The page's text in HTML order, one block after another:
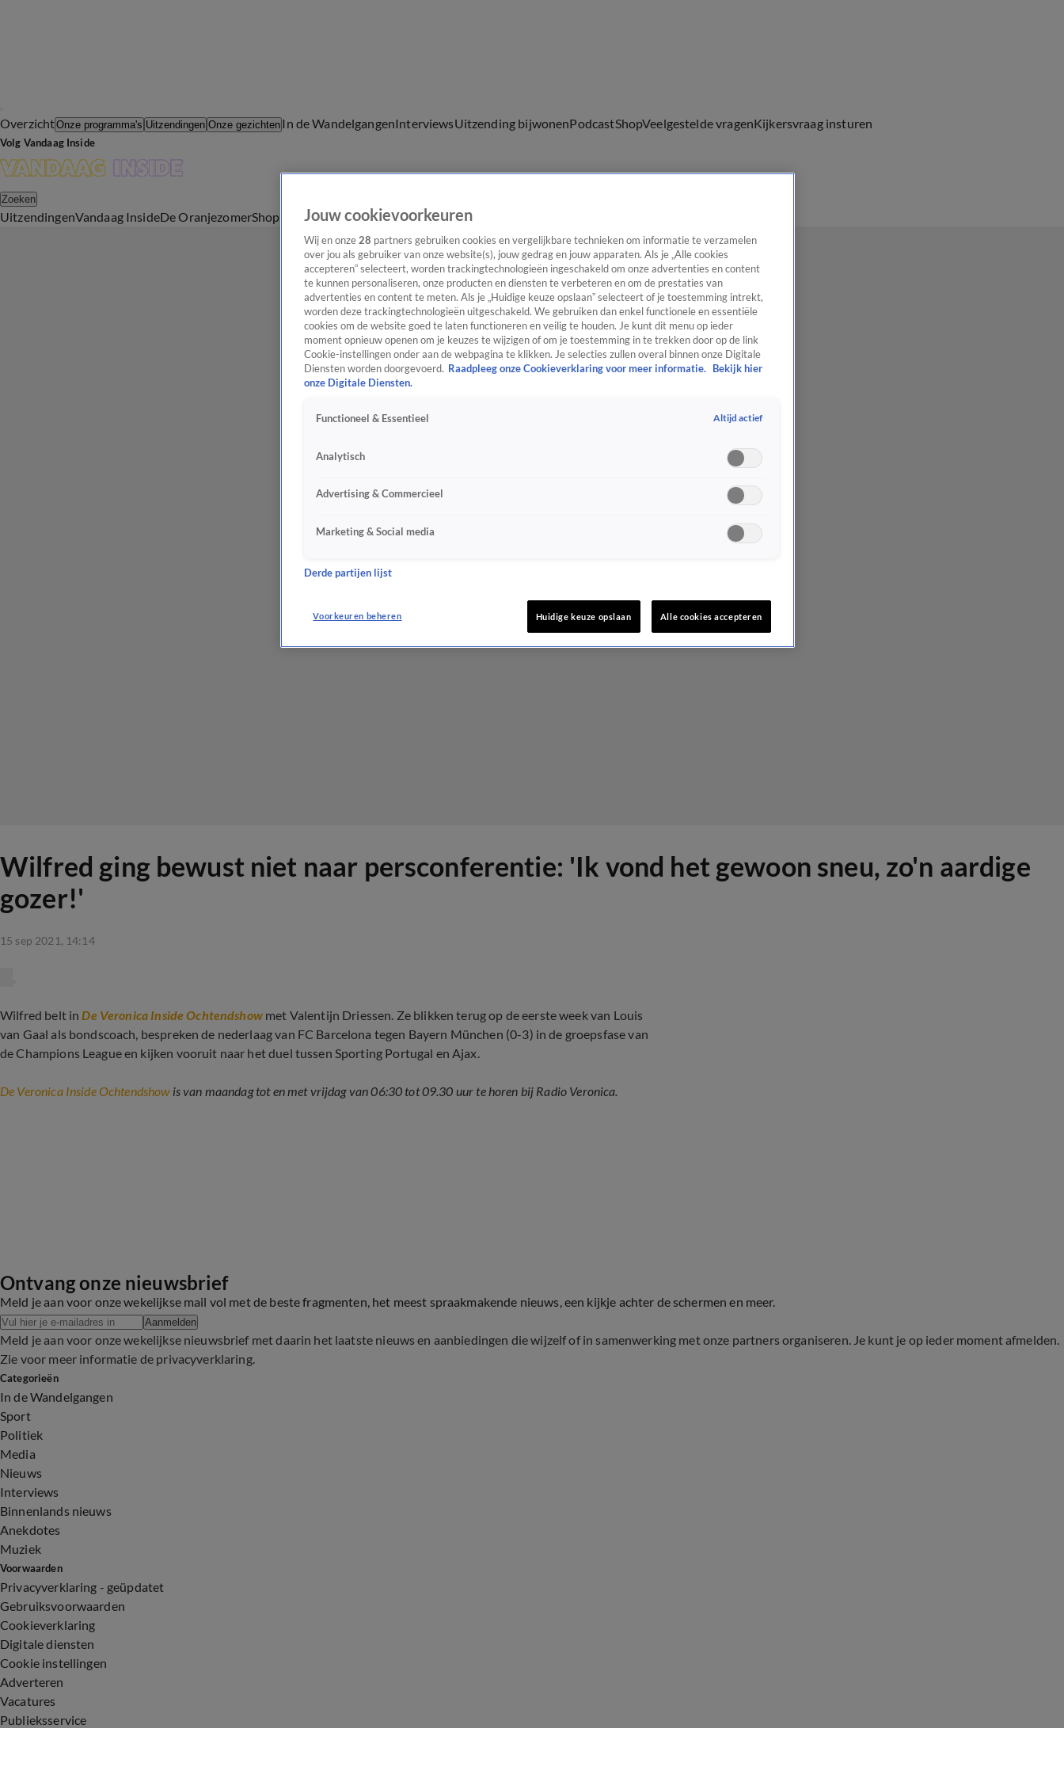
OverzichtOnze programma's Uitzendingen Onze gezichten In de WandelgangenInterviewsUitzending bijwonenPodcastShopVeelgestelde vragenKijkersvraag insturen
Volg Vandaag Inside
Zoeken
UitzendingenVandaag InsideDe OranjezomerShop Uitzending bijwonen
Wilfred ging bewust niet naar persconferentie: 'Ik vond het gewoon sneu, zo'n aardige
gozer!'
15 sep 2021, 14:14
Wilfred belt in De Veronica Inside Ochtendshow met Valentijn Driessen. Ze blikken terug op de eerste week van Louis
van Gaal als bondscoach, bespreken de nederlaag van FC Barcelona tegen Bayern München (0-3) in de groepsfase van
de Champions League en kijken vooruit naar het duel tussen Sporting Portugal en Ajax.
De Veronica Inside Ochtendshowis van maandag tot en met vrijdag van 06:30 tot 09.30 uur te horen bij Radio Veronica.
Ontvang onze nieuwsbrief
Meld je aan voor onze wekelijkse mail vol met de beste fragmenten, het meest spraakmakende nieuws, een kijkje achter de schermen en meer.
Aanmelden
Meld je aan voor onze wekelijkse nieuwsbrief met daarin het laatste nieuws en aanbiedingen die wijzelf of in samenwerking met onze partners organiseren. Je kunt je op ieder moment afmelden.
Zie voor meer informatie de privacyverklaring.
Categorieën
In de Wandelgangen
Sport
Politiek
Media
Nieuws
Interviews
Binnenlands nieuws
Anekdotes
Muziek
Voorwaarden
Privacyverklaring - geüpdatet
Gebruiksvoorwaarden
Cookieverklaring
Digitale diensten
Cookie instellingen
Adverteren
Vacatures
Publieksservice
Jouw cookievoorkeuren
Wij en onze 28 partners gebruiken cookies en vergelijkbare technieken om informatie te verzamelen
over jou als gebruiker van onze website(s), jouw gedrag en jouw apparaten. Als je „Alle cookies
accepteren” selecteert, worden trackingtechnologieën ingeschakeld om onze advertenties en content
te kunnen personaliseren, onze producten en diensten te verbeteren en om de prestaties van
advertenties en content te meten. Als je „Huidige keuze opslaan” selecteert of je toestemming intrekt,
worden deze trackingtechnologieën uitgeschakeld. We gebruiken dan enkel functionele en essentiële
cookies om de website goed te laten functioneren en veilig te houden. Je kunt dit menu op ieder
moment opnieuw openen om je keuzes te wijzigen of om je toestemming in te trekken door op de link
Cookie-instellingen onder aan de webpagina te klikken. Je selecties zullen overal binnen onze Digitale
Diensten worden doorgevoerd. Raadpleeg onze Cookieverklaring voor meer informatie.
Bekijk hier
onze Digitale Diensten.
Functioneel & Essentieel Altijd actief
Analytisch
Advertising & Commercieel
Marketing & Social media
Derde partijen lijst
Voorkeuren beheren Huidige keuze opslaan Alle cookies accepteren